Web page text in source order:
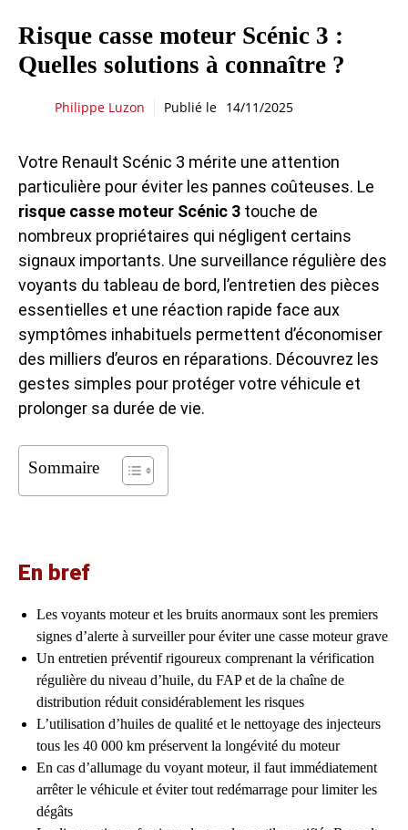
Risque casse moteur Scénic 3 :
Quelles solutions à connaître ?
Philippe Luzon Publié le 14/11/2025
Votre Renault Scénic 3 mérite une attention
particulière pour éviter les pannes coûteuses. Le
risque casse moteur Scénic 3 touche de
nombreux propriétaires qui négligent certains
signaux importants. Une surveillance régulière des
voyants du tableau de bord, l’entretien des pièces
essentielles et une réaction rapide face aux
symptômes inhabituels permettent d’économiser
des milliers d’euros en réparations. Découvrez les
gestes simples pour protéger votre véhicule et
prolonger sa durée de vie.
Sommaire
En bref
Les voyants moteur et les bruits anormaux sont les premiers
signes d’alerte à surveiller pour éviter une casse moteur grave
Un entretien préventif rigoureux comprenant la vérification
régulière du niveau d’huile, du FAP et de la chaîne de
distribution réduit considérablement les risques
L’utilisation d’huiles de qualité et le nettoyage des injecteurs
tous les 40 000 km préservent la longévité du moteur
En cas d’allumage du voyant moteur, il faut immédiatement
arrêter le véhicule et éviter tout redémarrage pour limiter les
dégâts